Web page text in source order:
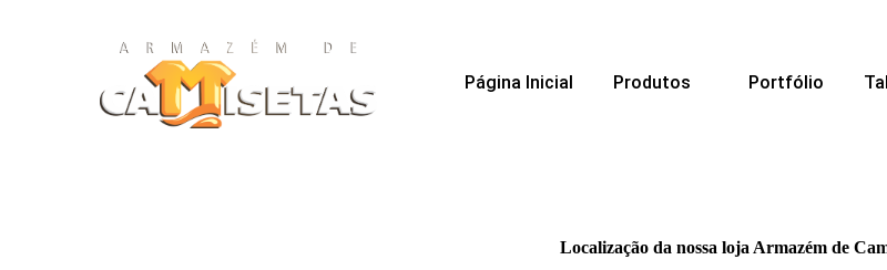
Página Inicial Produtos Portfólio
Localização da nossa loja Armazém de